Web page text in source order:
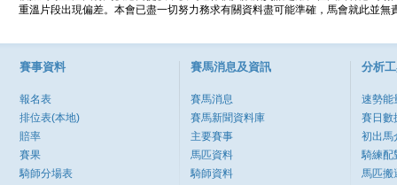
重溫片段出現偏差。本會已盡一切努力務求有關資料盡可能準確，馬會就此並
賽事資料
報名表
排位表(本地)
賠率
賽果
騎師分場表
賽馬消息及資訊
賽馬消息
賽馬新聞資料庫
主要賽事
馬匹資料
騎師資料
分析
速勢能
賽日數
初出馬
騎練配
馬匹搬